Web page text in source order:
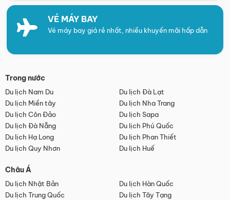
VÉ MÁY BAY
Vé máy bay giá rẻ nhất, nhiều khuyến mãi hấp dẫn
Trong nước
Du lịch Nam Du
Du lịch Đà Lạt
Du lịch Miền tây
Du lịch Nha Trang
Du lịch Côn Đảo
Du lịch Sapa
Du lịch Đà Nẵng
Du lịch Phú Quốc
Du lịch Hạ Long
Du lịch Phan Thiết
Du lịch Quy Nhơn
Du lịch Huế
Châu Á
Du lịch Nhật Bản
Du lịch Hàn Quốc
Du lịch Trung Quốc
Du lịch Tây Tạng